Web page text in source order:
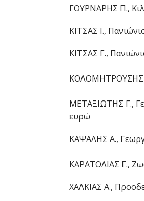
ΓΟΥΡΝΑΡΗΣ Π.,
ΚΙΤΣΑΣ Ι.,
ΚΙΤΣΑΣ Γ.,
ΚΟΛΟΜΗΤΡΟΥΣΗΣ
ΜΕΤΑΞΙΩΤΗΣ Γ.,
ευρώ
ΚΑΨΑΛΗΣ Α.,
ΚΑΡΑΤΟΛΙΑΣ Γ.,
ΧΑΛΚΙΑΣ Α.,